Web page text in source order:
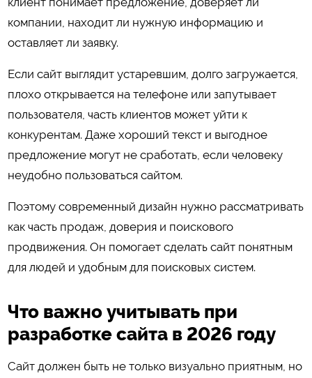
компании, находит ли нужную информацию и
оставляет ли заявку.
Если сайт выглядит устаревшим, долго загружается,
плохо открывается на телефоне или запутывает
пользователя, часть клиентов может уйти к
конкурентам. Даже хороший текст и выгодное
предложение могут не сработать, если человеку
неудобно пользоваться сайтом.
Поэтому современный дизайн нужно рассматривать
как часть продаж, доверия и поискового
продвижения. Он помогает сделать сайт понятным
для людей и удобным для поисковых систем.
Что важно учитывать при
разработке сайта в 2026 году
Сайт должен быть не только визуально приятным, но